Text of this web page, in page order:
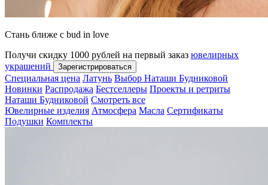
Стань ближе с bud in love
Получи скидку 1000 рублей на первый заказ ювелирных
украшений
Зарегистрироваться
Специальная цена Латунь Выбор Наташи Будниковой
Новинки Распродажа Бестселлеры Проекты и ретриты
Наташи Будниковой Смотреть все
Ювелирные изделия Атмосфера Масла Сертификаты
Подушки Комплекты